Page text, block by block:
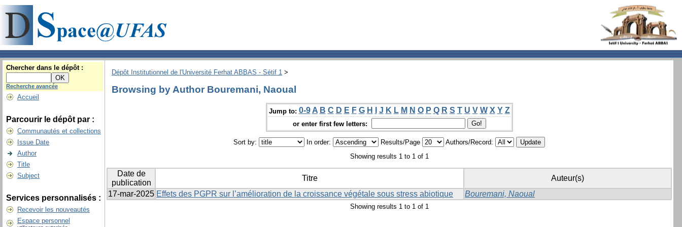
Chercher dans le dépôt :
Recherche avancée
Accueil
Parcourir le dépôt par :
Communautés et collections
Issue Date
Author
Title
Subject
Services personnalisés :
Recevoir les nouveautés
Espace personnel
Dépôt Institutionnel de l'Université Ferhat ABBAS - Sétif 1 >
Browsing by Author Bouremani, Naoual
Jump to: 0-9 A B C D E F G H J K L M N O P Q R S T U V W X Y Z
or enter first few letters:
Sort by: In order: Results/Page
Authors/Record:
Showing results 1 to 1 of 1
Date de
publication
Titre
Auteur(s)
17-mar-2025 Effets des PGPR sur l’amélioration de la croissance végétale sous stress abiotique Bouremani, Naoual
Showing results 1 to 1 of 1